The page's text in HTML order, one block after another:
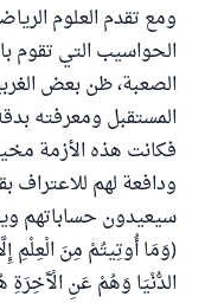
ومع تقدم العلوم
الحواسيب التي تقوم
الصعبة، ظن بعض
المستقبل ومعرفته
فكانت هذه الأزمة
ودافعة لهم
سيعيدون حساباتهم
(وَمَا أُوتِيتُمْ مِنَ الْعِلْمِ
الدُّنْيَا وَهُمْ عَنِ